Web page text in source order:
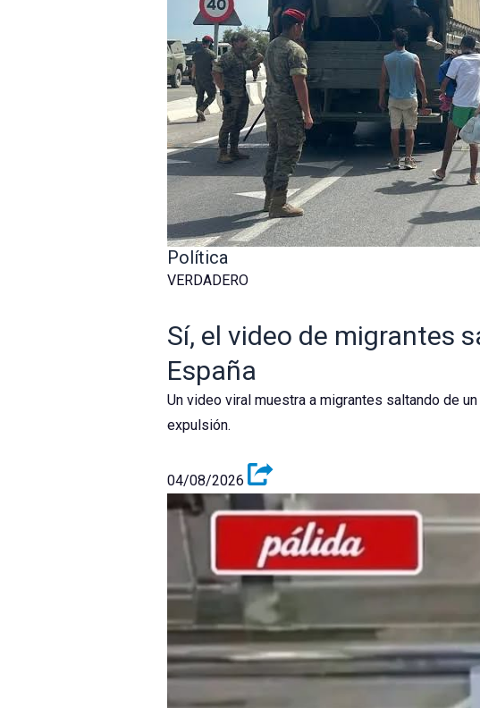
Política
VERDADERO
Sí, el video de migrantes
España
Un video viral muestra a migrantes saltando de
expulsión.
04/08/2026